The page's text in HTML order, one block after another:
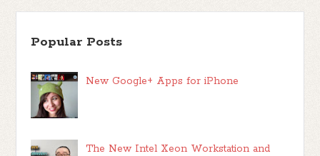
Popular Posts
New Google+ Apps for iPhone
The New Intel Xeon Workstation and